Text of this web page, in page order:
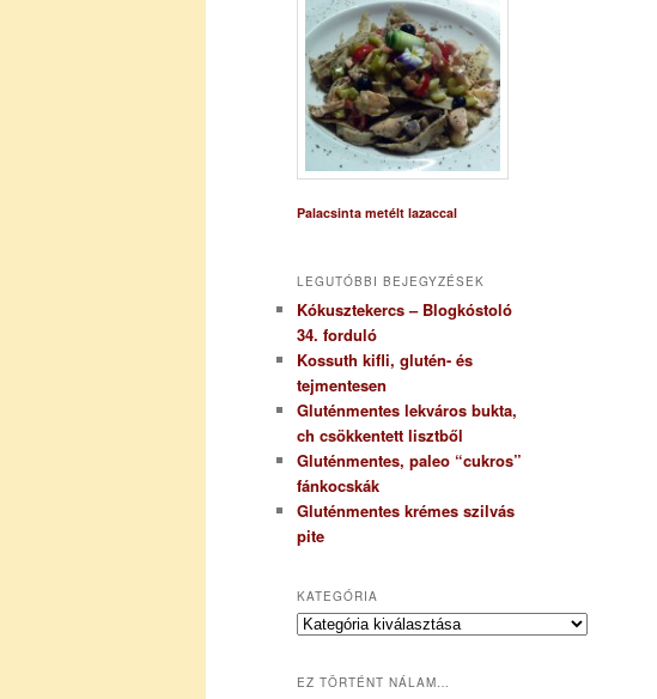
Palacsinta metélt lazaccal
LEGUTÓBBI BEJEGYZÉSEK
Kókusztekercs – Blogkóstoló
34. forduló
Kossuth kifli, glutén- és
tejmentesen
Gluténmentes lekváros bukta,
ch csökkentett lisztből
Gluténmentes, paleo “cukros”
fánkocskák
Gluténmentes krémes szilvás
pite
KATEGÓRIA
K
e
EZ TÖRTÉNT NÁLAM…